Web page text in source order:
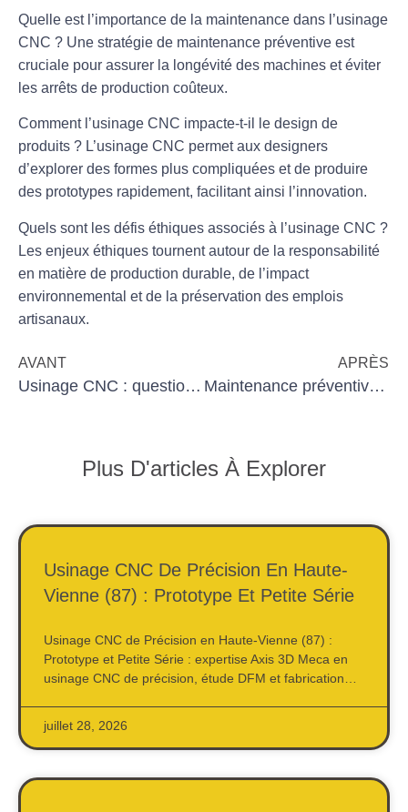
Quelle est l’importance de la maintenance dans l’usinage
CNC ? Une stratégie de maintenance préventive est
cruciale pour assurer la longévité des machines et éviter
les arrêts de production coûteux.
Comment l’usinage CNC impacte-t-il le design de
produits ? L’usinage CNC permet aux designers
d’explorer des formes plus compliquées et de produire
des prototypes rapidement, facilitant ainsi l’innovation.
Quels sont les défis éthiques associés à l’usinage CNC ?
Les enjeux éthiques tournent autour de la responsabilité
en matière de production durable, de l’impact
environnemental et de la préservation des emplois
artisanaux.
AVANT
Usinage CNC : questions fréquentes et réponses
APRÈS
Maintenance préventive : assurer la longévité des machines de précision
Plus D'articles À Explorer
Usinage CNC De Précision En Haute-
Vienne (87) : Prototype Et Petite Série
Usinage CNC de Précision en Haute-Vienne (87) :
Prototype et Petite Série : expertise Axis 3D Meca en
usinage CNC de précision, étude DFM et fabrication…
juillet 28, 2026